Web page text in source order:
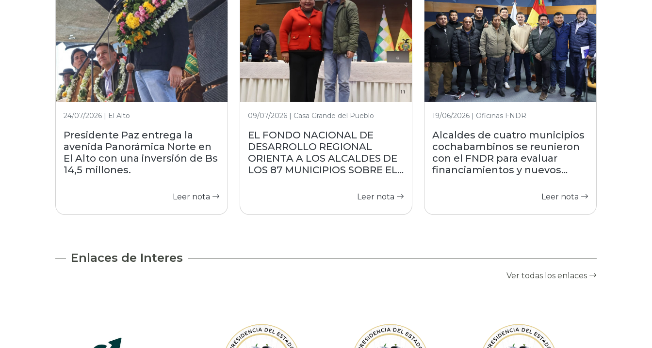
de bienes
24/07/2026 | El Alto
Presidente Paz entrega la
avenida Panorámica Norte en
El Alto con una inversión de Bs
14,5 millones.
Leer nota
09/07/2026 | Casa Grande del Pueblo
EL FONDO NACIONAL DE
DESARROLLO REGIONAL
ORIENTA A LOS ALCALDES DE
LOS 87 MUNICIPIOS SOBRE EL
Leer nota
19/06/2026 | Oficinas FNDR
Alcaldes de cuatro municipios
cochabambinos se reunieron
con el FNDR para evaluar
financiamientos y nuevos
Leer nota
Enlaces de Interes
Ver todas los enlaces